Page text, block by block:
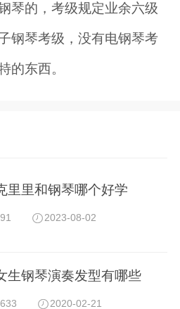
琴的，考级规定业余六级
钢琴考级，没有电钢琴考
的东西。
里里和钢琴哪个好学
2023-08-02
生钢琴演奏发型有哪些
2020-02-21